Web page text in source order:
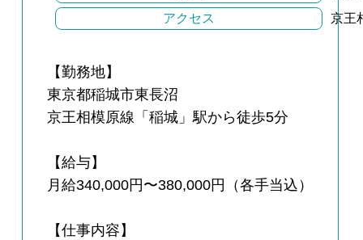
アクセス
京王
【勤務地】
東京都稲城市東長沼
京王相模原線「稲城」駅から徒歩5分
【給与】
月給340,000円〜380,000円（各手当込）
【仕事内容】